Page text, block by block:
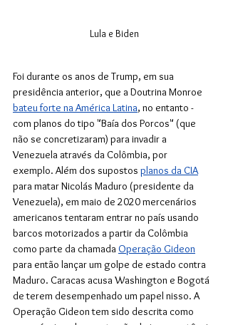
Lula e Biden
Foi durante os anos de Trump, em sua
presidência anterior, que a Doutrina Monroe
bateu forte na América Latina, no entanto -
com planos do tipo "Baía dos Porcos" (que
não se concretizaram) para invadir a
Venezuela através da Colômbia, por
exemplo. Além dos supostos planos da CIA
para matar Nicolás Maduro (presidente da
Venezuela), em maio de 2020 mercenários
americanos tentaram entrar no país usando
barcos motorizados a partir da Colômbia
como parte da chamada Operação Gideon
para então lançar um golpe de estado contra
Maduro. Caracas acusa Washington e Bogotá
de terem desempenhado um papel nisso. A
Operação Gideon tem sido descrita como